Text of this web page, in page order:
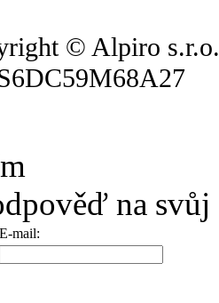
© Alpiro
na
E-mail: